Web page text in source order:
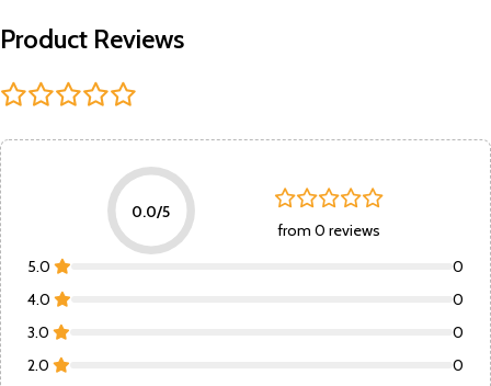
Product Reviews
0.0/5
from 0 reviews
5.0
0
4.0
0
3.0
0
2.0
0